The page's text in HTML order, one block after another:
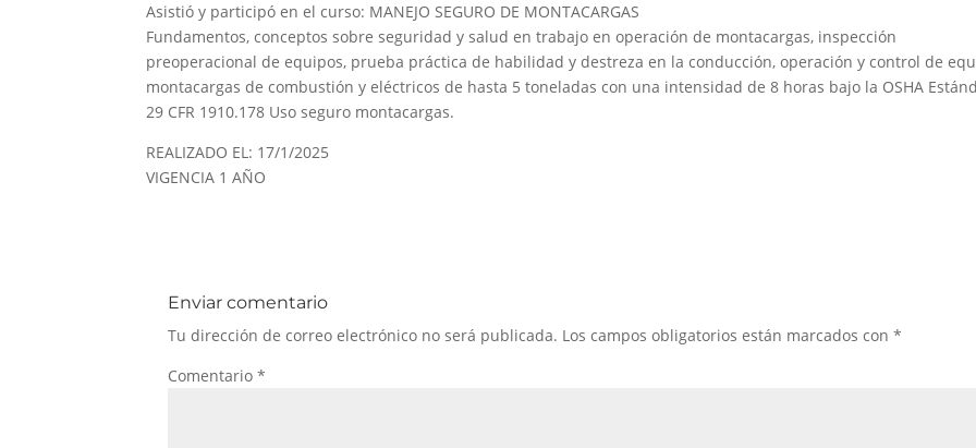
Asistió y participó en el curso: MANEJO SEGURO DE MONTACARGAS
Fundamentos, conceptos sobre seguridad y salud en trabajo en operación de montacargas, inspección
preoperacional de equipos, prueba práctica de habilidad y destreza en la conducción, operación y control de
montacargas de combustión y eléctricos de hasta 5 toneladas con una intensidad de 8 horas bajo la OSHA
29 CFR 1910.178 Uso seguro montacargas.
REALIZADO EL: 17/1/2025
VIGENCIA 1 AÑO
Enviar comentario
Tu dirección de correo electrónico no será publicada. Los campos obligatorios están marcados con*
Comentario*